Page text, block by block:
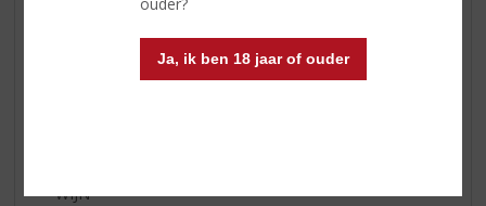
Ja, ik ben 18 jaar of ouder
WIJN VAN DE MAAND
WHISKY VAN DE MAAND
RUM VAN DE MAAND
WIJN